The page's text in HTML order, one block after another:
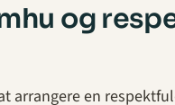
og
arrangere en